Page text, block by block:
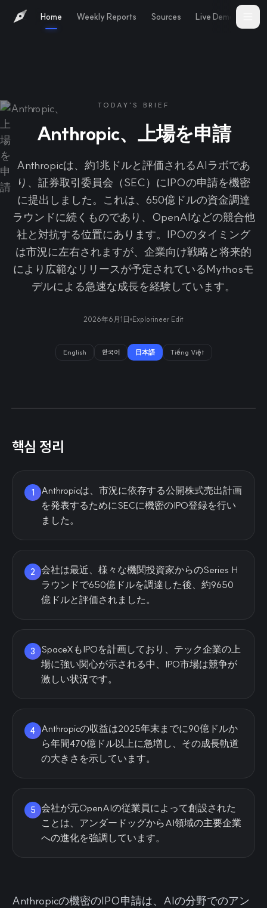
Home Weekly Reports Sources Live Demo
TODAY'S BRIEF
Anthropic、上場を申請
Anthropicは、約1兆ドルと評価されるAIラボであ
り、証券取引委員会（SEC）にIPOの申請を機密
に提出しました。これは、650億ドルの資金調達
ラウンドに続くものであり、OpenAIなどの競合他
社と対抗する位置にあります。IPOのタイミング
は市況に左右されますが、企業向け戦略と将来的
により広範なリリースが予定されているMythosモ
デルによる急速な成長を経験しています。
2026年6月1日 Explorineer Edit
English 한국어 日本語 Tiếng Việt
핵심 정리
1
Anthropicは、市況に依存する公開株式売出計画
を発表するためにSECに機密のIPO登録を行い
ました。
2
会社は最近、様々な機関投資家からのSeries H
ラウンドで650億ドルを調達した後、約9650
億ドルと評価されました。
3
SpaceXもIPOを計画しており、テック企業の上
場に強い関心が示される中、IPO市場は競争が
激しい状況です。
4
Anthropicの収益は2025年末までに90億ドルか
ら年間470億ドル以上に急増し、その成長軌道
の大きさを示しています。
5 会社が元OpenAIの従業員によって創設された
ことは、アンダードッグからAI領域の主要企業
への進化を強調しています。
Anthropicの機密のIPO申請は、AIの分野でのアン